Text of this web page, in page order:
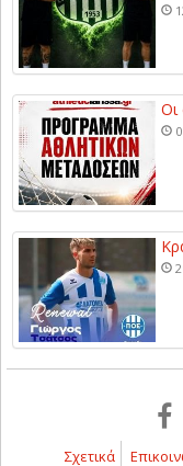
Οι
Σχετικά